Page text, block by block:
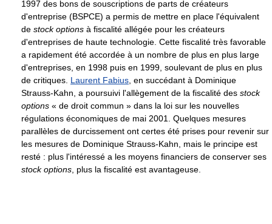
1997 des bons de souscriptions de parts de créateurs
d'entreprise (BSPCE) a permis de mettre en place l'équivalent
de stock options à fiscalité allégée pour les créateurs
d'entreprises de haute technologie. Cette fiscalité très favorable
a rapidement été accordée à un nombre de plus en plus large
d'entreprises, en 1998 puis en 1999, soulevant de plus en plus
de critiques. Laurent Fabius , en succédant à Dominique
Strauss-Kahn, a poursuivi l'allègement de la fiscalité des stock
options « de droit commun » dans la loi sur les nouvelles
régulations économiques de mai 2001. Quelques mesures
parallèles de durcissement ont certes été prises pour revenir sur
les mesures de Dominique Strauss-Kahn, mais le principe est
resté : plus l'intéressé a les moyens financiers de conserver ses
stock options , plus la fiscalité est avantageuse.